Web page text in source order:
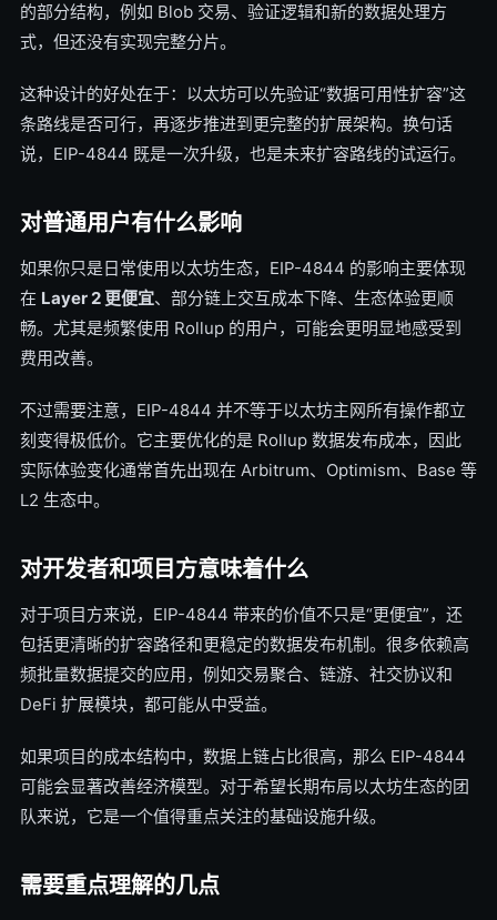
的部分结构，例如 Blob 交易、验证逻辑和新的数据处理方
式，但还没有实现完整分片。
这种设计的好处在于：以太坊可以先验证“数据可用性扩容”这
条路线是否可行，再逐步推进到更完整的扩展架构。换句话
说，EIP-4844 既是一次升级，也是未来扩容路线的试运行。
对普通用户有什么影响
如果你只是日常使用以太坊生态，EIP-4844 的影响主要体现
在 Layer 2 更便宜、部分链上交互成本下降、生态体验更顺
畅。尤其是频繁使用 Rollup 的用户，可能会更明显地感受到
费用改善。
不过需要注意，EIP-4844 并不等于以太坊主网所有操作都立
刻变得极低价。它主要优化的是 Rollup 数据发布成本，因此
实际体验变化通常首先出现在 Arbitrum、Optimism、Base 等
L2 生态中。
对开发者和项目方意味着什么
对于项目方来说，EIP-4844 带来的价值不只是“更便宜”，还
包括更清晰的扩容路径和更稳定的数据发布机制。很多依赖高
频批量数据提交的应用，例如交易聚合、链游、社交协议和
DeFi 扩展模块，都可能从中受益。
如果项目的成本结构中，数据上链占比很高，那么 EIP-4844
可能会显著改善经济模型。对于希望长期布局以太坊生态的团
队来说，它是一个值得重点关注的基础设施升级。
需要重点理解的几点